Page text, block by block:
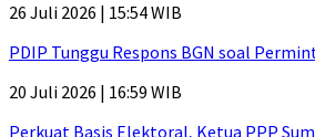
26 Juli 2026 | 15:54 WIB
PDIP Tunggu Respons BGN soal
20 Juli 2026 | 16:59 WIB
Perkuat Basis Elektoral, Ketua PPP